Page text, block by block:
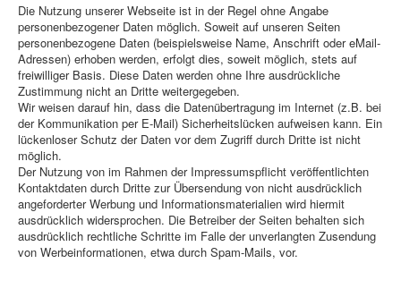
Die Nutzung unserer Webseite ist in der Regel ohne Angabe
personenbezogener Daten möglich. Soweit auf unseren Seiten
personenbezogene Daten (beispielsweise Name, Anschrift oder eMail-
Adressen) erhoben werden, erfolgt dies, soweit möglich, stets auf
freiwilliger Basis. Diese Daten werden ohne Ihre ausdrückliche
Zustimmung nicht an Dritte weitergegeben.
Wir weisen darauf hin, dass die Datenübertragung im Internet (z.B. bei
der Kommunikation per E-Mail) Sicherheitslücken aufweisen kann. Ein
lückenloser Schutz der Daten vor dem Zugriff durch Dritte ist nicht
möglich.
Der Nutzung von im Rahmen der Impressumspflicht veröffentlichten
Kontaktdaten durch Dritte zur Übersendung von nicht ausdrücklich
angeforderter Werbung und Informationsmaterialien wird hiermit
ausdrücklich widersprochen. Die Betreiber der Seiten behalten sich
ausdrücklich rechtliche Schritte im Falle der unverlangten Zusendung
von Werbeinformationen, etwa durch Spam-Mails, vor.